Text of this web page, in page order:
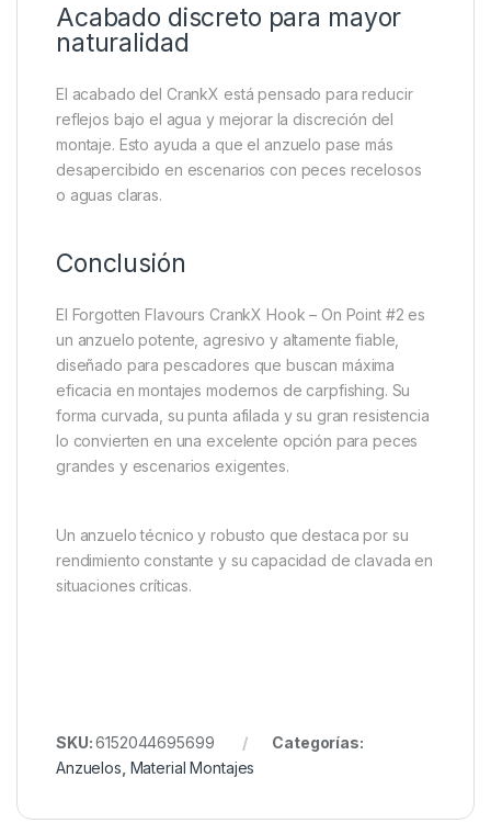
Acabado discreto para mayor
naturalidad
El acabado del CrankX está pensado para reducir
reflejos bajo el agua y mejorar la discreción del
montaje. Esto ayuda a que el anzuelo pase más
desapercibido en escenarios con peces recelosos
o aguas claras.
Conclusión
El Forgotten Flavours CrankX Hook – On Point #2 es
un anzuelo potente, agresivo y altamente fiable,
diseñado para pescadores que buscan máxima
eficacia en montajes modernos de carpfishing. Su
forma curvada, su punta afilada y su gran resistencia
lo convierten en una excelente opción para peces
grandes y escenarios exigentes.
Un anzuelo técnico y robusto que destaca por su
rendimiento constante y su capacidad de clavada en
situaciones críticas.
SKU:6152044695699
Categorías:
Anzuelos Material Montajes